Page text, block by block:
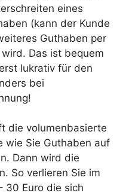
eines
(kann der Kunde
Guthaben per
Das ist bequem
lukrativ für den
bei
die volumenbasierte
wie Sie Guthaben auf
Dann wird die
So verlieren Sie im
30 Euro die sich